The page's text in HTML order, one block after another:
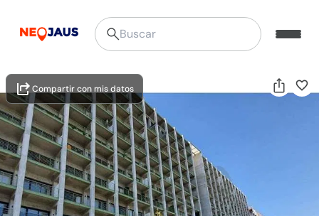
Compartir con mis datos